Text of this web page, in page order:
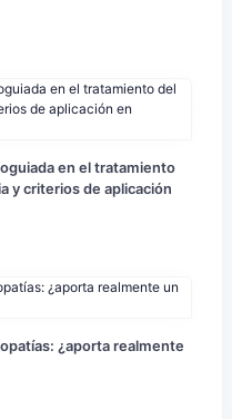
en el tratamiento
y criterios de aplicación
¿aporta realmente